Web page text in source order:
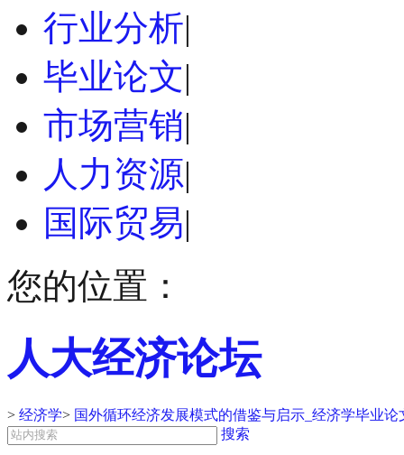
行业分析|
毕业论文|
市场营销|
人力资源|
国际贸易|
您的位置：
人大经济论坛
> 经济学> 国外循环经济发展模式的借鉴与启示_经济学毕业论
搜索